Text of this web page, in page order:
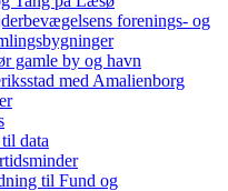
forenings- og
gamle by og havn
med Amalienborg
data
til Fund og